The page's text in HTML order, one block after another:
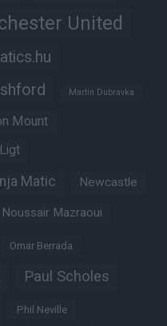
United
Martin Dubravka
Mount
Matic Newcastle
Noussair Mazraoui
Omar Berrada
Paul Scholes
Phil Neville